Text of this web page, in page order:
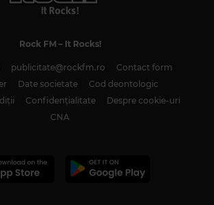
Rock FM– It Rocks!
publicitate@rockfm.ro
Contact form
Date societate
Cod deontologic
Confidențialitate
Despre cookie-uri
CNA